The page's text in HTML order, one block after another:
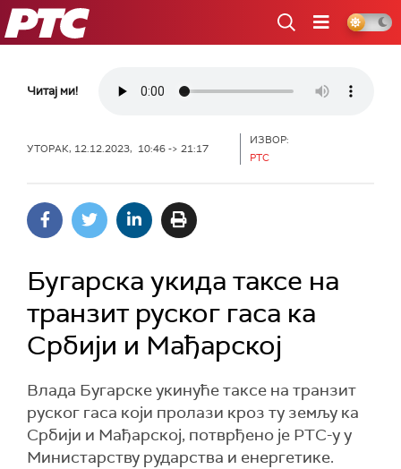
РТС
Читај ми!
УТОРАК, 12.12.2023, 10:46 -> 21:17
ИЗВОР:
РТС
Бугарска укида таксе на
транзит руског гаса ка
Србији и Мађарској
Влада Бугарске укинуће таксе на транзит
руског гаса који пролази кроз ту земљу ка
Србији и Мађарској, потврђено је РТС-у у
Министарству рударства и енергетике.